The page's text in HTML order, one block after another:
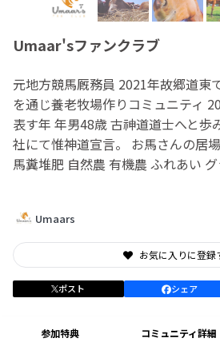
Umaar'sファンクラブ
元地方競馬厩務員 2021年故郷道東
を通じ養老牧場作りコミュニティ
表す年 年男48歳 古神道道士へと歩
社にて惟神道宣言。 お馬さんの居
馬糞堆肥 自然農 有機農 ふれあい
Umaars
お気に入りに登録
ポスト シェア
参加特典 コミュニティ詳細